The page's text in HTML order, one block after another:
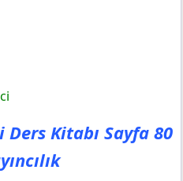
Ders Kitabı Sayfa 80